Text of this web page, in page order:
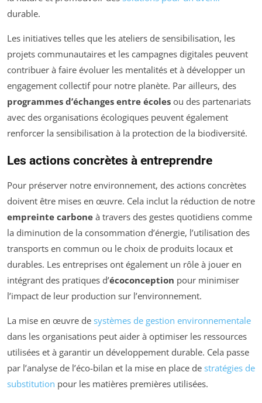
durable.
Les initiatives telles que les ateliers de sensibilisation, les
projets communautaires et les campagnes digitales peuvent
contribuer à faire évoluer les mentalités et à développer un
engagement collectif pour notre planète. Par ailleurs, des
programmes d’échanges entre écoles ou des partenariats
avec des organisations écologiques peuvent également
renforcer la sensibilisation à la protection de la biodiversité.
Les actions concrètes à entreprendre
Pour préserver notre environnement, des actions concrètes
doivent être mises en œuvre. Cela inclut la réduction de notre
empreinte carbone à travers des gestes quotidiens comme
la diminution de la consommation d’énergie, l’utilisation des
transports en commun ou le choix de produits locaux et
durables. Les entreprises ont également un rôle à jouer en
intégrant des pratiques d’écoconception pour minimiser
l’impact de leur production sur l’environnement.
La mise en œuvre de systèmes de gestion environnementale
dans les organisations peut aider à optimiser les ressources
utilisées et à garantir un développement durable. Cela passe
par l’analyse de l’éco-bilan et la mise en place de stratégies de
substitution pour les matières premières utilisées.